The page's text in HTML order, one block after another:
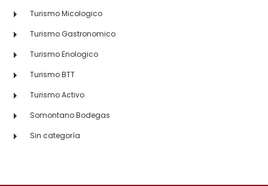
Turismo Micologico
Turismo Gastronomico
Turismo Enologico
Turismo BTT
Turismo Activo
Somontano Bodegas
Sin categoría